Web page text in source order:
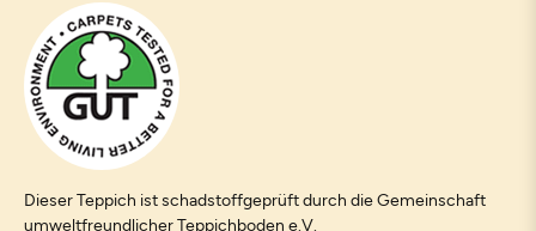
Dieser Teppich ist schadstoffgeprüft durch die Gemeinschaft
umweltfreundlicher Teppichboden e.V.